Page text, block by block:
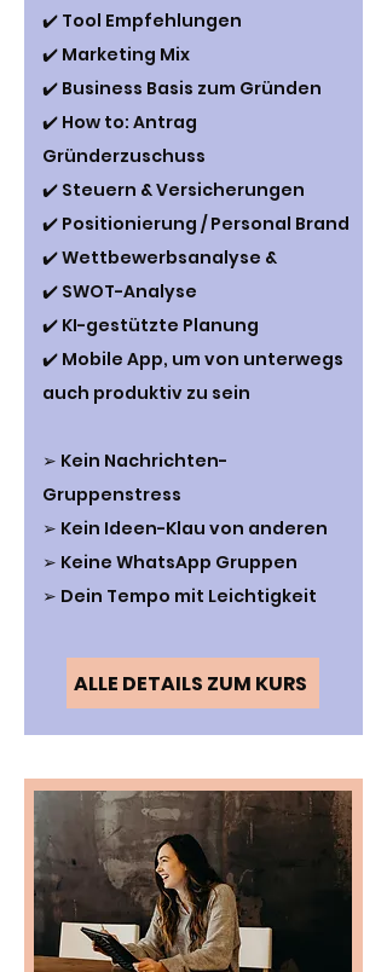
✔️ Tool Empfehlungen
✔️ Marketing Mix
✔️ Business Basis zum Gründen
✔️ How to: Antrag
Gründerzuschuss
✔️ Steuern & Versicherungen
✔️ Positionierung / Personal Brand
✔️ Wettbewerbsanalyse &
✔️ SWOT-Analyse
✔️ KI-gestützte Planung
✔️ Mobile App, um von unterwegs
auch produktiv zu sein
➢ Kein Nachrichten-
Gruppenstress
➢ Kein Ideen-Klau von anderen
➢ Keine WhatsApp Gruppen
➢ Dein Tempo mit Leichtigkeit
ALLE DETAILS ZUM KURS